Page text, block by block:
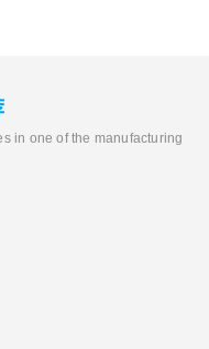
in one of the manufacturing